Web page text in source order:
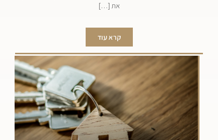
את […]
קרא עוד